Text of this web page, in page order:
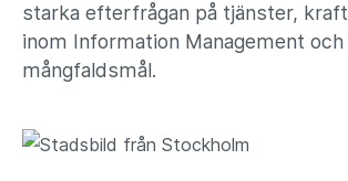
starka efterfrågan på tjänster,
inom Information Management
mångfaldsmål.